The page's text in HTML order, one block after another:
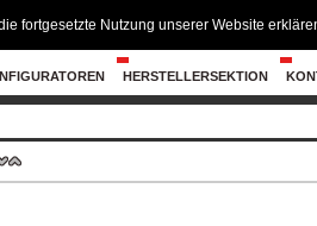
HERSTELLERSEKTION
fortgesetzte Nutzung unserer Website